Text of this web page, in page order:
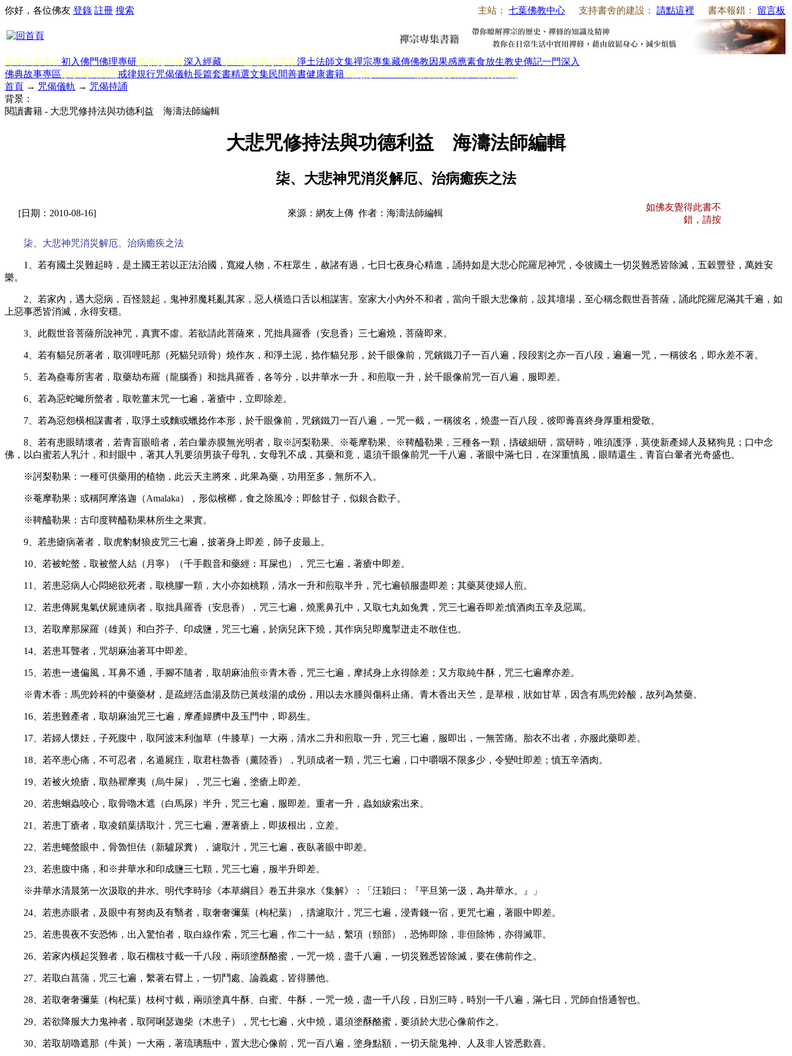
主站： 七葉佛教中心 支持書舍的建設： 請點這裡 書本報錯： 留言板
你好，各位佛友 登錄 註冊 搜索
知名法師著作初入佛門佛理專研佛教徒生活深入經藏淨土經典淨宗專集淨土法師文集禪宗專集藏傳佛教因果感應素食放生教史傳記一門深入
佛典故事專區故事寓言書籍戒律規行咒偈儀軌長篇套書精選文集民間善書健康書籍我們的 Facebook 粉絲群贊助方式戒邪淫網
首頁 → 咒偈儀軌 → 咒偈持誦
背景：
閱讀書籍 - 大悲咒修持法與功德利益 海濤法師編輯
大悲咒修持法與功德利益 海濤法師編輯
柒、大悲神咒消災解厄、治病癒疾之法
[日期：2010-08-16] 來源：網友上傳 作者：海濤法師編輯
如佛友覺得此書不
錯，請按
柒、大悲神咒消災解厄、治病癒疾之法
1、若有國土災難起時，是土國王若以正法治國，寬縱人物，不枉眾生，赦諸有過，七日七夜身心精進，誦持如是大悲心陀羅尼神咒，令彼國土一切災難悉皆除滅，五穀豐登，萬姓安
樂。
2、若家內，遇大惡病，百怪競起，鬼神邪魔耗亂其家，惡人橫造口舌以相謀害。室家大小內外不和者，當向千眼大悲像前，設其壇場，至心稱念觀世吾菩薩，誦此陀羅尼滿其千遍，如
上惡事悉皆消滅，永得安穩。
3、此觀世音菩薩所說神咒，真實不虛。若欲請此菩薩來，咒拙具羅香（安息香）三七遍燒，菩薩即來。
4、若有貓兒所著者，取弭哩吒那（死貓兒頭骨）燒作灰，和淨土泥，捻作貓兒形，於千眼像前，咒鑌鐵刀子一百八遍，段段割之亦一百八段，遍遍一咒，一稱彼名，即永差不著。
5、若為蠱毒所害者，取藥劫布羅（龍腦香）和拙具羅香，各等分，以井華水一升，和煎取一升，於千眼像前咒一百八遍，服即差。
6、若為惡蛇蠍所螫者，取乾薑末咒一七遍，著瘡中，立即除差。
7、若為惡怨橫相謀書者，取淨土或麵或蠟捻作本形，於千眼像前，咒鑌鐵刀一百八遍，一咒一截，一稱彼名，燒盡一百八段，彼即薵喜終身厚重相愛敬。
8、若有患眼睛壞者，若青盲眼暗者，若白暈赤膜無光明者，取※訶梨勒果、※菴摩勒果、※鞞醯勒果，三種各一顆，擣破細研，當研時，唯須護淨，莫使新產婦人及豬狗見；口中念
佛，以白蜜若人乳汁，和封眼中，著其人乳要須男孩子母乳，女母乳不成，其藥和竟，還須千眼像前咒一千八遍，著眼中滿七日，在深重慎風，眼睛還生，青盲白暈者光奇盛也。
※訶梨勒果：一種可供藥用的植物，此云天主將來，此果為藥，功用至多，無所不入。
※菴摩勒果：或稱阿摩洛迦（Amalaka），形似檳榔，食之除風冷；即餘甘子，似銀合歡子。
※鞞醯勒果：古印度鞞醯勒果林所生之果實。
9、若患瘧病著者，取虎豹豺狼皮咒三七遍，披著身上即差，師子皮最上。
10、若被蛇螫，取被螫人結（月寧）（千手觀音和藥經：耳屎也），咒三七遍，著瘡中即差。
11、若患惡病人心悶絕欲死者，取桃膠一顆，大小亦如桃顆，清水一升和煎取半升，咒七遍頓服盡即差；其藥莫使婦人煎。
12、若患傳屍鬼氣伏屍連病者，取拙具羅香（安息香），咒三七遍，燒熏鼻孔中，又取七丸如兔糞，咒三七遍吞即差;慎酒肉五辛及惡罵。
13、若取摩那屎羅（雄黃）和白芥子、印成鹽，咒三七遍，於病兒床下燒，其作病兒即魔掣迸走不敢住也。
14、若患耳聾者，咒胡麻油著耳中即差。
15、若患一邊偏風，耳鼻不通，手腳不隨者，取胡麻油煎※青木香，咒三七遍，摩拭身上永得除差；又方取純牛酥，咒三七遍摩亦差。
※青木香：馬兜鈴科的中藥藥材，是疏經活血湯及防已黃歧湯的成份，用以去水腫與傷科止痛。青木香出天竺，是草根，狀如甘草，因含有馬兜鈴酸，故列為禁藥。
16、若患難產者，取胡麻油咒三七遍，摩產婦臍中及玉門中，即易生。
17、若婦人懷妊，子死腹中，取阿波末利伽草（牛膝草）一大兩，清水二升和煎取一升，咒三七遍，服即出，一無苦痛。胎衣不出者，亦服此藥即差。
18、若卒患心痛，不可忍者，名遁屍疰，取君柱魯香（薰陸香），乳頭成者一顆，咒三七遍，口中嚼咽不限多少，令變吐即差；慎五辛酒肉。
19、若被火燒瘡，取熱瞿摩夷（烏牛屎），咒三七遍，塗瘡上即差。
20、若患蛔蟲咬心，取骨嚕木遮（白馬尿）半升，咒三七遍，服即差。重者一升，蟲如綟索出來。
21、若患丁瘡者，取凌鎖葉擣取汁，咒三七遍，瀝著瘡上，即拔根出，立差。
22、若患蠅螫眼中，骨魯怛佉（新驢尿糞），濾取汁，咒三七遍，夜臥著眼中即差。
23、若患腹中痛，和※井華水和印成鹽三七顆，咒三七遍，服半升即差。
※井華水清晨第一次汲取的井水。明代李時珍《本草綱目》卷五井泉水《集解》：「汪穎曰：『平旦第一汲，為井華水。』」
24、若患赤眼者，及眼中有努肉及有翳者，取奢奢彌葉（枸杞葉），擣濾取汁，咒三七遍，浸青錢一宿，更咒七遍，著眼中即差。
25、若患畏夜不安恐怖，出入驚怕者，取白線作索，咒三七遍，作二十一結，繫項（頸部），恐怖即除，非但除怖，亦得滅罪。
26、若家內橫起災難者，取石榴枝寸截一千八段，兩頭塗酥酪蜜，一咒一燒，盡千八遍，一切災難悉皆除滅，要在佛前作之。
27、若取白菖蒲，咒三七遍，繫著右臂上，一切鬥處、論義處，皆得勝他。
28、若取奢奢彌葉（枸杞葉）枝柯寸截，兩頭塗真牛酥、白蜜、牛酥，一咒一燒，盡一千八段，日別三時，時別一千八遍，滿七日，咒師自悟通智也。
29、若欲降服大力鬼神者，取阿唎瑟迦柴（木患子），咒七七遍，火中燒，還須塗酥酪蜜，要須於大悲心像前作之。
30、若取胡嚕遮那（牛黃）一大兩，著琉璃瓶中，置大悲心像前，咒一百八遍，塗身點額，一切天龍鬼神、人及非人皆悉歡喜。